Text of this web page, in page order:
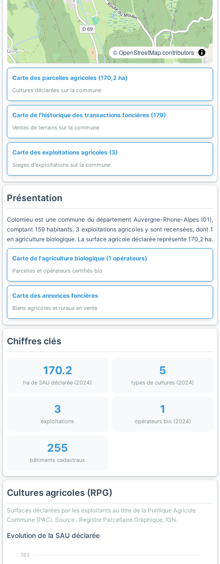
© OpenStreetMap contributors
Carte des parcelles agricoles (170,2 ha)
Cultures déclarées sur la commune
Carte de l'historique des transactions foncières (179)
Ventes de terrains sur la commune
Carte des exploitations agricoles (3)
Sieges d'exploitations sur la commune
Présentation
Colomieu est une commune du département Auvergne-Rhone-Alpes (01),
comptant 159 habitants. 3 exploitations agricoles y sont recensées, dont 1
en agriculture biologique. La surface agricole déclarée représente 170,2 ha.
Carte de l'agriculture biologique (1 opérateurs)
Parcelles et opérateurs certifiés bio
Carte des annonces foncières
Biens agricoles et ruraux en vente
Chiffres clés
170.2
ha de SAU déclarée (2024)
5
types de cultures (2024)
3
exploitations
1
opérateurs bio (2024)
255
bâtiments cadastraux
Cultures agricoles (RPG)
Surfaces déclarées par les exploitants au titre de la Politique Agricole
Commune (PAC). Source : Registre Parcellaire Graphique, IGN.
Evolution de la SAU déclarée
183